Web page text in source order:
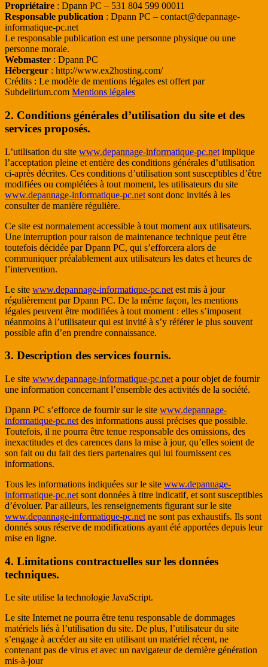
Propriétaire : Dpann PC – 531 804 599 00011
Responsable publication : Dpann PC – contact@depannage-
informatique-pc.net
Le responsable publication est une personne physique ou une
personne morale.
Webmaster : Dpann PC
Hébergeur : http://www.ex2hosting.com/
Crédits : Le modèle de mentions légales est offert par
Subdelirium.com Mentions légales
2. Conditions générales d’utilisation du site et des
services proposés.
L’utilisation du site www.depannage-informatique-pc.net implique
l’acceptation pleine et entière des conditions générales d’utilisation
ci-après décrites. Ces conditions d’utilisation sont susceptibles d’être
modifiées ou complétées à tout moment, les utilisateurs du site
www.depannage-informatique-pc.net sont donc invités à les
consulter de manière régulière.
Ce site est normalement accessible à tout moment aux utilisateurs.
Une interruption pour raison de maintenance technique peut être
toutefois décidée par Dpann PC, qui s’efforcera alors de
communiquer préalablement aux utilisateurs les dates et heures de
l’intervention.
Le site www.depannage-informatique-pc.net est mis à jour
régulièrement par Dpann PC. De la même façon, les mentions
légales peuvent être modifiées à tout moment : elles s’imposent
néanmoins à l’utilisateur qui est invité à s’y référer le plus souvent
possible afin d’en prendre connaissance.
3. Description des services fournis.
Le site www.depannage-informatique-pc.net a pour objet de fournir
une information concernant l’ensemble des activités de la société.
Dpann PC s’efforce de fournir sur le site www.depannage-
informatique-pc.net des informations aussi précises que possible.
Toutefois, il ne pourra être tenue responsable des omissions, des
inexactitudes et des carences dans la mise à jour, qu’elles soient de
son fait ou du fait des tiers partenaires qui lui fournissent ces
informations.
Tous les informations indiquées sur le site www.depannage-
informatique-pc.net sont données à titre indicatif, et sont susceptibles
d’évoluer. Par ailleurs, les renseignements figurant sur le site
www.depannage-informatique-pc.net ne sont pas exhaustifs. Ils sont
donnés sous réserve de modifications ayant été apportées depuis leur
mise en ligne.
4. Limitations contractuelles sur les données
techniques.
Le site utilise la technologie JavaScript.
Le site Internet ne pourra être tenu responsable de dommages
matériels liés à l’utilisation du site. De plus, l’utilisateur du site
s’engage à accéder au site en utilisant un matériel récent, ne
contenant pas de virus et avec un navigateur de dernière génération
mis-à-jour